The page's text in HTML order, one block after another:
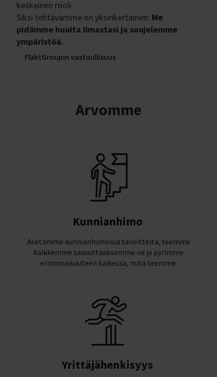
keskeinen rooli.
Siksi tehtävämme on yksinkertainen: Me
pidämme huolta ilmastasi ja suojelemme
ympäristöä.
FläktGroupin vastuullisuus
Arvomme
Kunnianhimo
Asetamme kunnianhimoisia tavoitteita, teemme
kaikkemme saavuttaaksemme ne ja pyrimme
erinomaisuuteen kaikessa, mitä teemme.​
Yrittäjähenkisyys